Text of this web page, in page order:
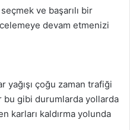
ve başarılı bir
devam etmenizi
yağışı çoğu zaman trafiği
gibi durumlarda yollarda
karları kaldırma yolunda